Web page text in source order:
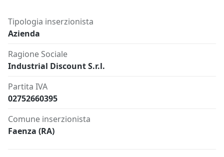
Tipologia inserzionista
Azienda
Ragione Sociale
Industrial Discount S.r.l.
Partita IVA
02752660395
Comune inserzionista
Faenza (RA)